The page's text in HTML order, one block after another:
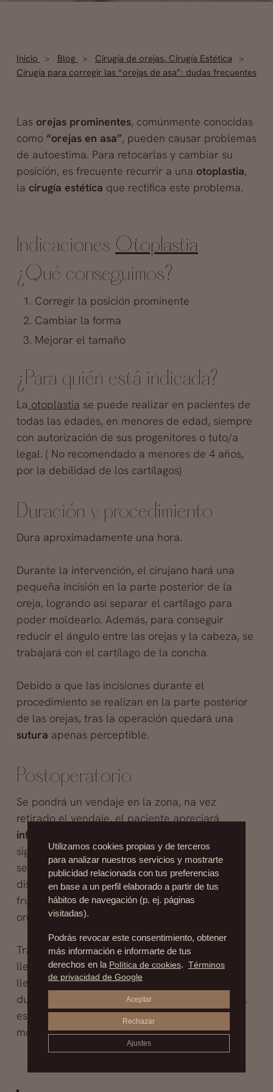
Inicio Blog Cirugía de orejas, Cirugía Estética
Cirugía para corregir las “orejas de asa”: dudas frecuentes
Las orejas prominentes, comúnmente conocidas
como“orejas en asa”, pueden causar problemas
de autoestima. Para retocarlas y cambiar su
posición, es frecuente recurrir a una otoplastia,
la cirugía estética que rectifica este problema.
Indicaciones Otoplastia
¿Qué conseguimos?
Corregir la posición prominente
Cambiar la forma
Mejorar el tamaño
¿Para quién está indicada?
La otoplastia se puede realizar en pacientes de
todas las edades, en menores de edad, siempre
con autorización de sus progenitores o tuto/a
legal. ( No recomendado a menores de 4 años,
por la debilidad de los cartílagos)
Duración y procedimiento
Dura aproximadamente una hora.
Durante la intervención, el cirujano hará una
pequeña incisión en la parte posterior de la
oreja, logrando así separar el cartílago para
poder moldearlo. Además, para conseguir
reducir el ángulo entre las orejas y la cabeza, se
trabajará con el cartílago de la concha.
Debido a que las incisiones durante el
procedimiento se realizan en la parte posterior
de las orejas, tras la operación quedará una
sutura apenas perceptible.
Postoperatorio
Se pondrá un vendaje en la zona, na vez
retirado el vendaje, el paciente apreciará
inflamación
siguientes días. Es importante que el paciente
sea consciente de que esta inflamación va a
disminuir, para que no vea sus expectativas
frustradas respecto al nuevo aspecto de sus
orejas.
Tras la retirada del vendaje, el paciente podrá
llevar una vida normal, si bien es cierto que, si
lleva gafas, no es recomendable que las use
durante el periodo postoperatorio. De hacerlo,
estaría infligiendo presión sobre la zona en un
momento muy delicado.
Utilizamos cookies propias y de terceros
para analizar nuestros servicios y mostrarte
publicidad relacionada con tus preferencias
en base a un perfil elaborado a partir de tus
hábitos de navegación (p. ej. páginas
visitadas).
Podrás revocar este consentimiento, obtener
más información e informarte de tus
derechos en la Política de cookies. Términos
de privacidad de Google
Aceptar
Rechazar
Ajustes